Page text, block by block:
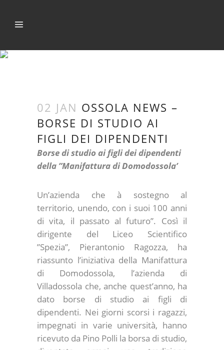
02 JAN OSSOLA NEWS –
BORSE DI STUDIO AI
FIGLI DEI DIPENDENTI
Borse di studio ai figli dei dipendenti
della ”Manifattura di Domodossola’
Un’azienda che à sostegno al
territorio, unendo, con i suoi 100 anni
di vita, il passato al futuro”. Così il
dirigente del Liceo Scientifico
”Spezia”, Pierantonio Ragozza, ha
riassunto l’iniziativa della Manifattura
di Domodossola, l’azienda di
Villadossola che, anche quest’anno, ha
dato borse di studio ai figli di
dipendenti. Nei giorni scorsi i ragazzi,
impegnati in varie università, hanno
ricevuto da Pino Polli la borsa di studio,